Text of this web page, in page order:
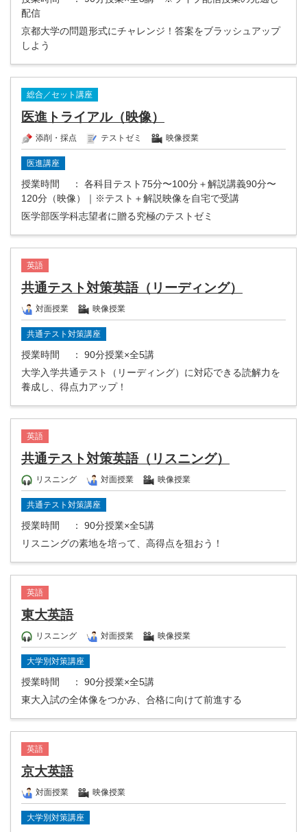
配信
京都大学の問題形式にチャレンジ！答案をブラッシュアップ
しよう
総合／セット講座
医進トライアル（映像）
添削・採点 テストゼミ 映像授業
医進講座
授業時間
： 各科目テスト75分〜100分＋解説講義90分〜
120分（映像）｜※テスト＋解説映像を自宅で受講
医学部医学科志望者に贈る究極のテストゼミ
英語
共通テスト対策英語（リーディング）
対面授業 映像授業
共通テスト対策講座
授業時間
： 90分授業×全5講
大学入学共通テスト（リーディング）に対応できる読解力を
養成し、得点力アップ！
英語
共通テスト対策英語（リスニング）
リスニング 対面授業 映像授業
共通テスト対策講座
授業時間
： 90分授業×全5講
リスニングの素地を培って、高得点を狙おう！
英語
東大英語
リスニング 対面授業 映像授業
大学別対策講座
授業時間
： 90分授業×全5講
東大入試の全体像をつかみ、合格に向けて前進する
英語
京大英語
対面授業 映像授業
大学別対策講座